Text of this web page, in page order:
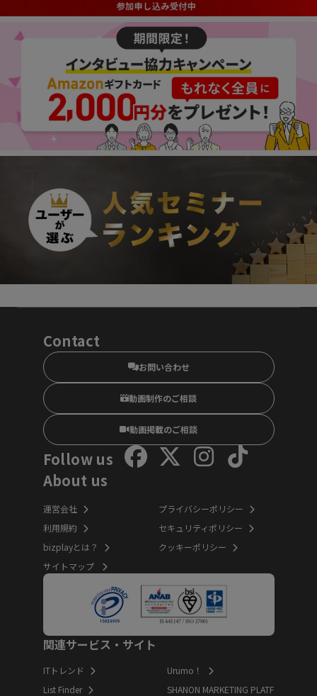
Contact
お問い合わせ
動画制作のご相談
動画掲載のご相談
Follow us
About us
運営会社
利用規約
bizplayとは？
サイトマップ
プライバシーポリシー
セキュリティポリシー
クッキーポリシー
関連サービス・サイト
ITトレンド
List Finder
Urumo！
SHANON MARKETING PLATF